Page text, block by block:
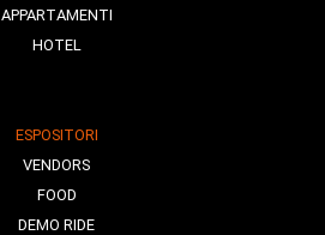
APPARTAMENTI
HOTEL
ESPOSITORI
VENDORS
FOOD
DEMO RIDE